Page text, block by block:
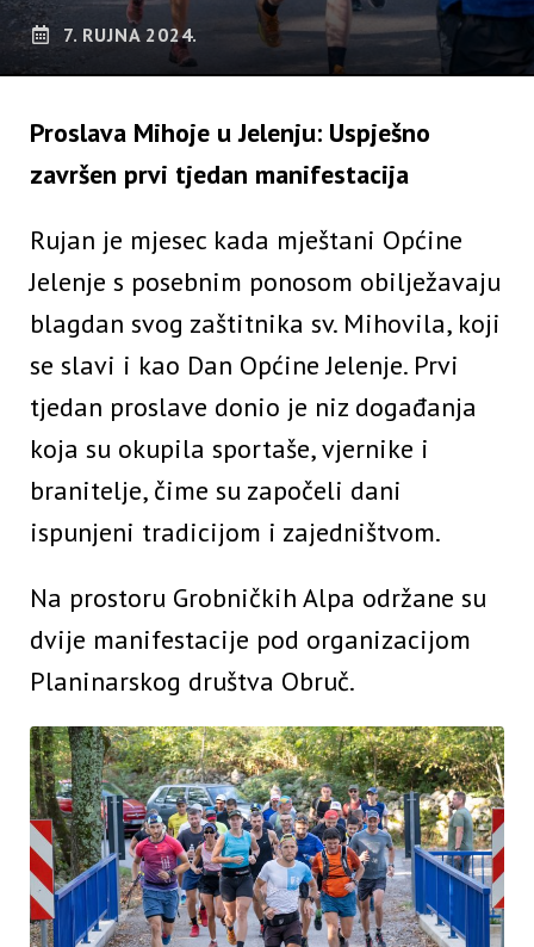
7. RUJNA 2024.
Proslava Mihoje u Jelenju: Uspješno
završen prvi tjedan manifestacija
Rujan je mjesec kada mještani Općine
Jelenje s posebnim ponosom obilježavaju
blagdan svog zaštitnika sv. Mihovila, koji
se slavi i kao Dan Općine Jelenje. Prvi
tjedan proslave donio je niz događanja
koja su okupila sportaše, vjernike i
branitelje, čime su započeli dani
ispunjeni tradicijom i zajedništvom.
Na prostoru Grobničkih Alpa održane su
dvije manifestacije pod organizacijom
Planinarskog društva Obruč.